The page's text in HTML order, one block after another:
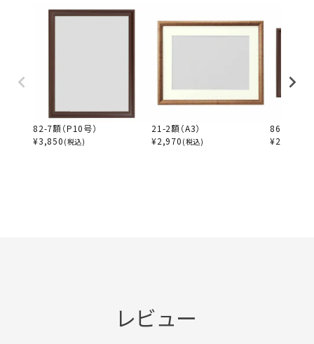
82-7額（P10号）
¥3,850 (税込)
21-2額（A3）
¥2,970 (税込)
86-2額（Ｍ
¥2,860
レビュー